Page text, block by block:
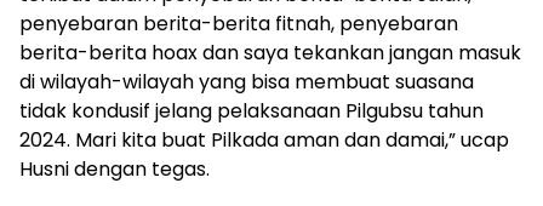
penyebaran berita-berita fitnah, penyebaran
berita-berita hoax dan saya tekankan jangan masuk
di wilayah-wilayah yang bisa membuat suasana
tidak kondusif jelang pelaksanaan Pilgubsu tahun
2024. Mari kita buat Pilkada aman dan damai,” ucap
Husni dengan tegas.